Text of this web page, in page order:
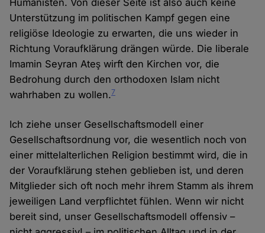
Humanisten. Von dieser Seite ist also auch keine
Unterstützung im politischen Kampf gegen eine
religiöse Ideologie zu erwarten, die uns wieder in
Richtung Voraufklärung drängen würde. Die liberale
Imamin Seyran Ateş wirft den Kirchen vor, die
Bedrohung durch den orthodoxen Islam nicht
wahrhaben zu wollen.7
Ich ziehe unser Gesellschaftsmodell einer
Gesellschaftsordnung vor, die wesentlich noch von
einer mittelalterlichen Religion bestimmt wird, die in
der Voraufklärung stehen geblieben ist, und deren
Mitglieder sich oft noch mehr ihrem Stamm als ihrem
jeweiligen Land verpflichtet fühlen. Wenn wir nicht
bereit sind, unser Gesellschaftsmodell offensiv –